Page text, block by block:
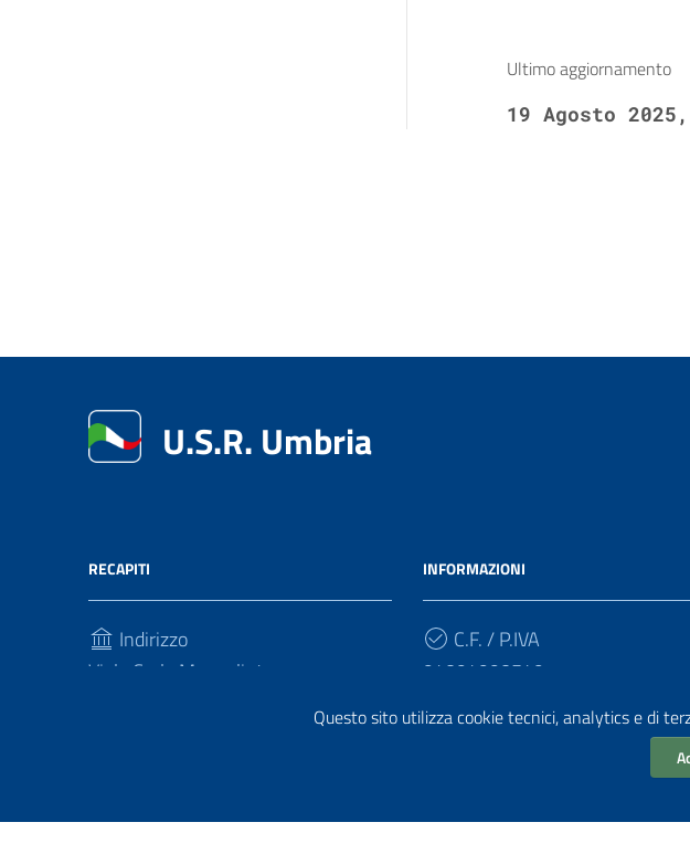
Questo sito utilizza cookie tecnici, analytics e di
Ultimo aggiornamento
19 Agosto
U.S.R. Umbria
RECAPITI
Indirizzo
Viale Carlo Manuali, 4
INFORMAZIONI
C.F. / P.IVA
94094990549
Cod. Univoco